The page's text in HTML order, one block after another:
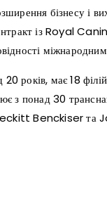
бізнесу і
із Royal
років, має 18
з понад 30
Benckiser та